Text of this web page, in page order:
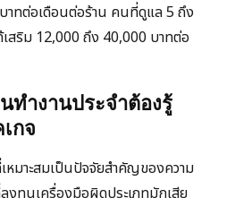
าทต่อเดือนต่อร้าน คนที่ดูแล 5 ถึง
สริม 12,000 ถึง 40,000 บาทต่อ
ทำงานประจำต้องรู้
กจ
หมาะสมเป็นปัจจัยสำคัญของความ
งทุนเครื่องมือผิดประเภทมักเสีย